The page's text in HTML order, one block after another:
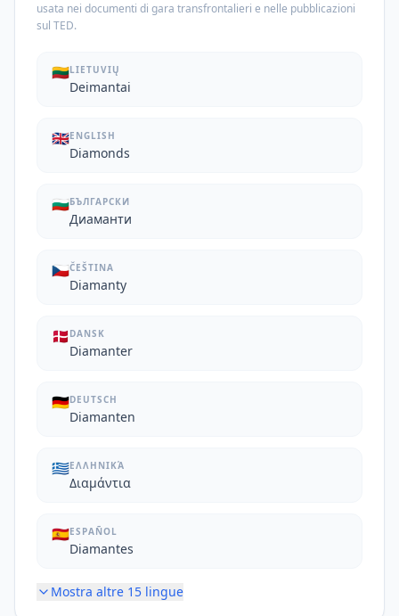
usata nei documenti di gara transfrontalieri e nelle pubblicazioni
sul TED.
🇱🇹LIETUVIŲ
Deimantai
🇬🇧ENGLISH
Diamonds
🇧🇬БЪЛГАРСКИ
Диаманти
🇨🇿ČEŠTINA
Diamanty
🇩🇰 DANSK
Diamanter
🇩🇪DEUTSCH
Diamanten
🇬🇷ΕΛΛΗΝΙΚΆ
Διαμάντια
🇪🇸ESPAÑOL
Diamantes
Mostra altre 15 lingue